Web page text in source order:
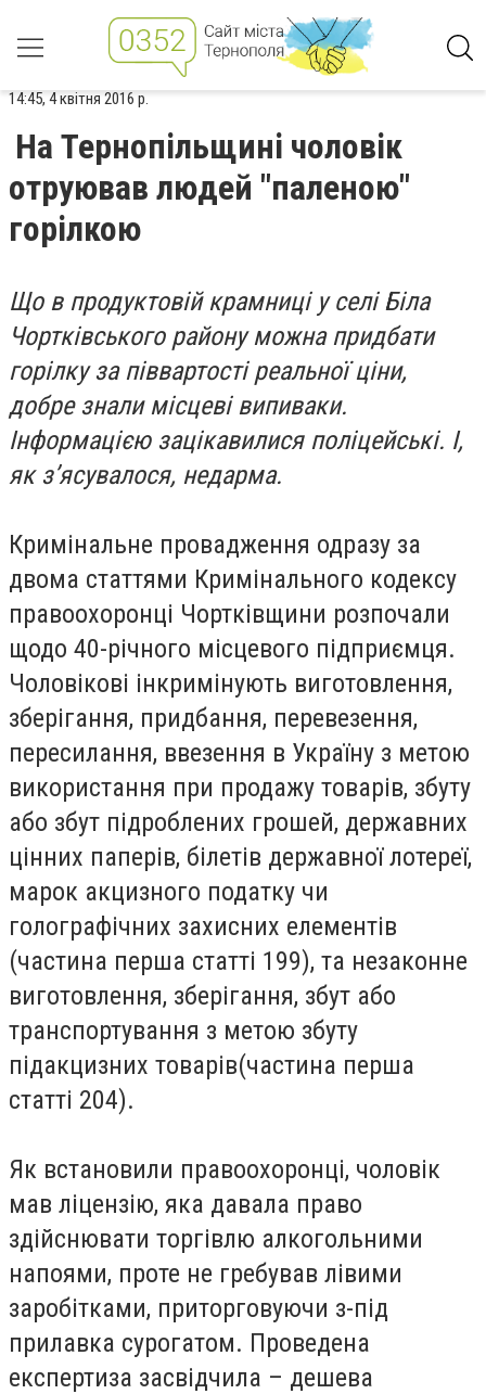
14:45, 4 квітня 2016 р.
На Тернопільщині чоловік
отруював людей "паленою"
горілкою
Що в продуктовій крамниці у селі Біла
Чортківського району можна придбати
горілку за піввартості реальної ціни,
добре знали місцеві випиваки.
Інформацією зацікавилися поліцейські. І,
як з’ясувалося, недарма.
Кримінальне провадження одразу за
двома статтями Кримінального кодексу
правоохоронці Чортківщини розпочали
щодо 40-річного місцевого підприємця.
Чоловікові інкримінують виготовлення,
зберігання, придбання, перевезення,
пересилання, ввезення в Україну з метою
використання при продажу товарів, збуту
або збут підроблених грошей, державних
цінних паперів, білетів державної лотереї,
марок акцизного податку чи
голографічних захисних елементів
(частина перша статті 199), та незаконне
виготовлення, зберігання, збут або
транспортування з метою збуту
підакцизних товарів(частина перша
статті 204).
Як встановили правоохоронці, чоловік
мав ліцензію, яка давала право
здійснювати торгівлю алкогольними
напоями, проте не гребував лівими
заробітками, приторговуючи з-під
прилавка сурогатом. Проведена
експертиза засвідчила – дешева